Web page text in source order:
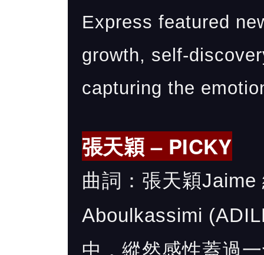
Express featured
growth, self-
capturing the
張天穎 – PICKY
曲詞：張天穎
Aboulkassimi
中，縱然感性蓋過